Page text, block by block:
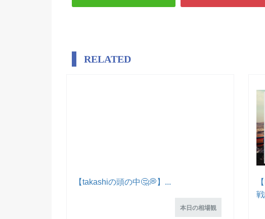
RELATED
【takashiの頭の中🤔💭】...
本日の相場観